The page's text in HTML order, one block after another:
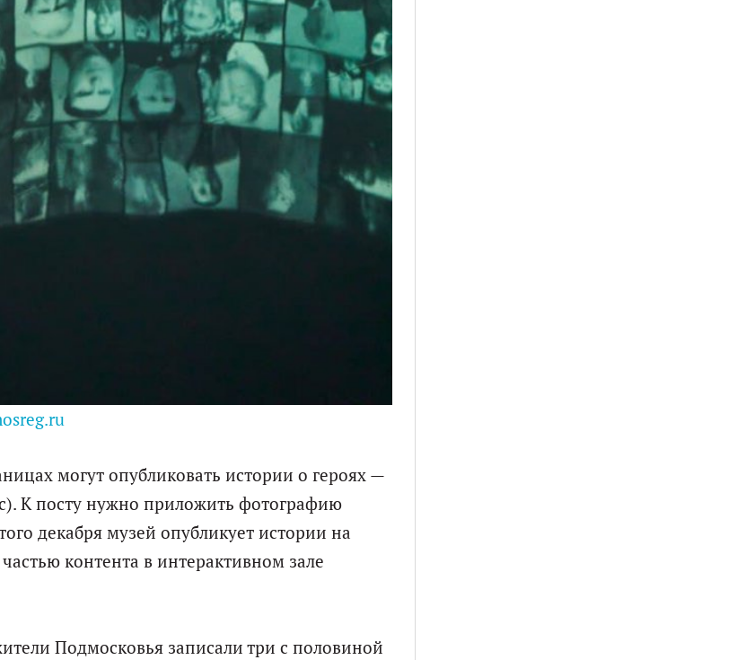
могут опубликовать истории о героях —
К посту нужно приложить фотографию
декабря музей опубликует истории на
контента в интерактивном зале
Подмосковья записали три с половиной